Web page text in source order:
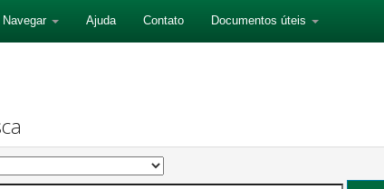
Navegar Ajuda Contato Documentos úteis